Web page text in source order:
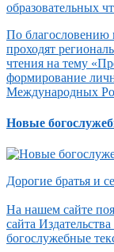
По благословению
проходят
чтения на тему
формирование
Международных
Новые
Дорогие братья и
На нашем сайте
сайта
богослужебные